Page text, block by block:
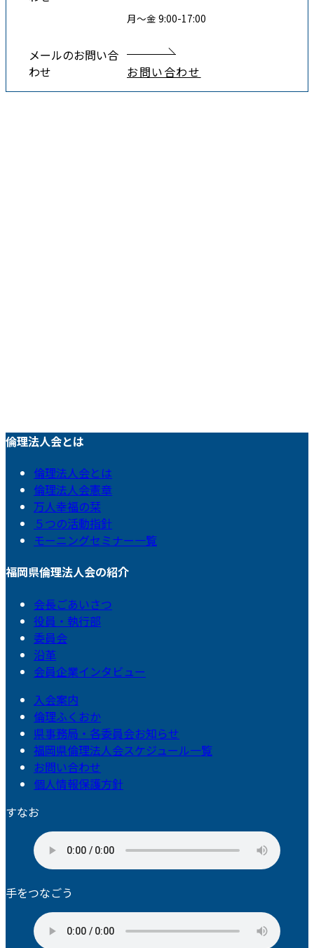
月〜金 9:00-17:00
メールのお問い合
わせ
お問い合わせ
倫理法人会とは
倫理法人会とは
倫理法人会憲章
万人幸福の栞
５つの活動指針
モーニングセミナー一覧
福岡県倫理法人会の紹介
会長ごあいさつ
役員・執行部
委員会
沿革
会員企業インタビュー
入会案内
倫理ふくおか
県事務局・各委員会お知らせ
福岡県倫理法人会スケジュール一覧
お問い合わせ
個人情報保護方針
すなお
手をつなごう